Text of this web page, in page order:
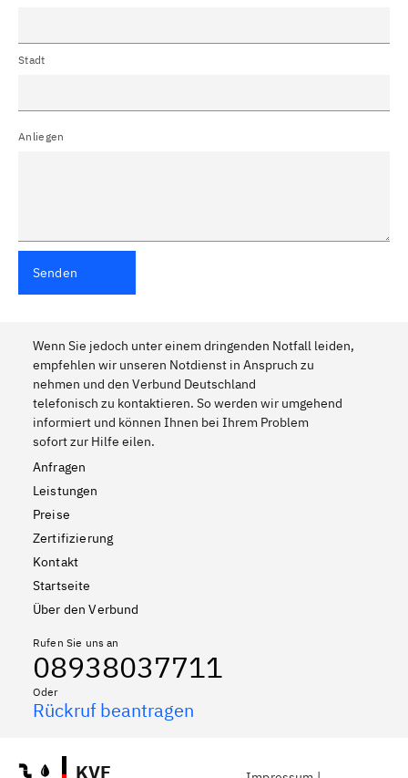
Stadt
Anliegen
Senden
Wenn Sie jedoch unter einem dringenden Notfall leiden,
empfehlen wir unseren Notdienst in Anspruch zu
nehmen und den Verbund Deutschland
telefonisch zu kontaktieren. So werden wir umgehend
informiert und können Ihnen bei Ihrem Problem
sofort zur Hilfe eilen.
Anfragen
Leistungen
Preise
Zertifizierung
Kontakt
Startseite
Über den Verbund
Rufen Sie uns an
08938037711
Oder
Rückruf beantragen
KVF